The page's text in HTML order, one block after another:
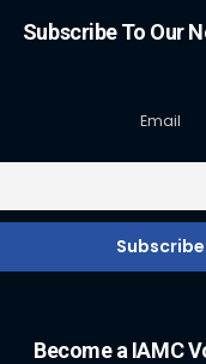
Subscribe To Our
Email
Become a IAMC